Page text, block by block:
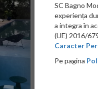
SC Bagno
experiența
a integra în
(UE) 2016/
Caracter
Pe pagina